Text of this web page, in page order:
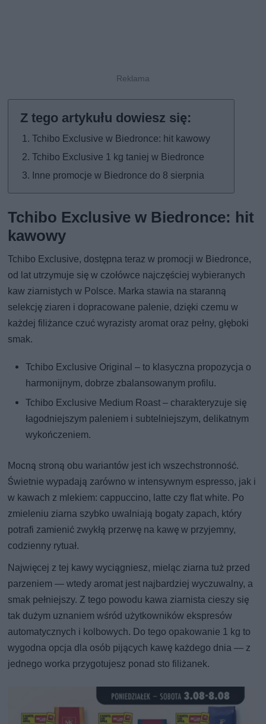
Tchibo Exclusive w Biedronce: hit kawowy
Tchibo Exclusive 1 kg taniej w Biedronce
Inne promocje w Biedronce do 8 sierpnia
Tchibo Exclusive w Biedronce: hit
kawowy
Tchibo Exclusive, dostępna teraz w promocji w Biedronce,
od lat utrzymuje się w czołówce najczęściej wybieranych
kaw ziarnistych w Polsce. Marka stawia na staranną
selekcję ziaren i dopracowane palenie, dzięki czemu w
każdej filiżance czuć wyrazisty aromat oraz pełny, głęboki
smak.
Tchibo Exclusive Original – to klasyczna propozycja o
harmonijnym, dobrze zbalansowanym profilu.
Tchibo Exclusive Medium Roast – charakteryzuje się
łagodniejszym paleniem i subtelniejszym, delikatnym
wykończeniem.
Mocną stroną obu wariantów jest ich wszechstronność.
Świetnie wypadają zarówno w intensywnym espresso, jak i
w kawach z mlekiem: cappuccino, latte czy flat white. Po
zmieleniu ziarna szybko uwalniają bogaty zapach, który
potrafi zamienić zwykłą przerwę na kawę w przyjemny,
codzienny rytuał.
Najwięcej z tej kawy wyciągniesz, mieląc ziarna tuż przed
parzeniem — wtedy aromat jest najbardziej wyczuwalny, a
smak pełniejszy. Z tego powodu kawa ziarnista cieszy się
tak dużym uznaniem wśród użytkowników ekspresów
automatycznych i kolbowych. Do tego opakowanie 1 kg to
wygodna opcja dla osób pijących kawę każdego dnia — z
jednego worka przygotujesz ponad sto filiżanek.